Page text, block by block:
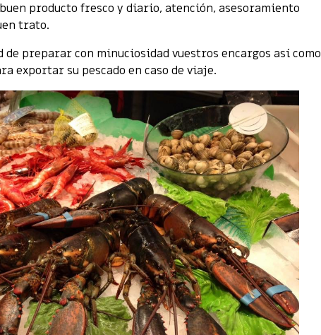
producto fresco y diario, atención, asesoramiento
trato.
preparar con minuciosidad vuestros encargos así como
exportar su pescado en caso de viaje.